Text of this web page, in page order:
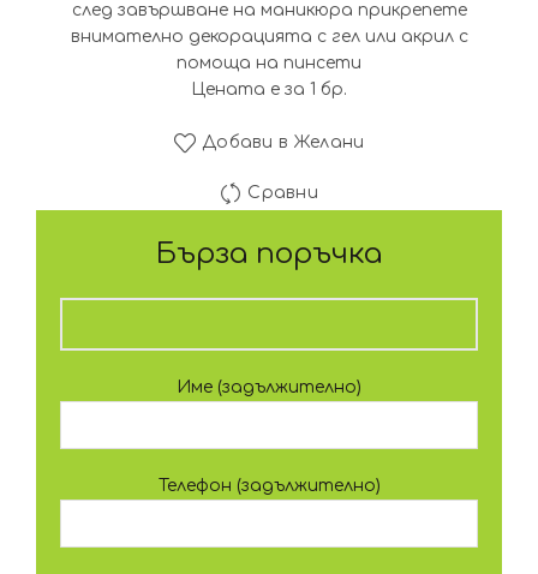
след завършване на маникюра прикрепете
внимателно декорацията с гел или акрил с
помоща на пинсети
Цената е за 1 бр.
Добави в Желани
Сравни
Бърза поръчка
Име (задължително)
Телефон (задължително)